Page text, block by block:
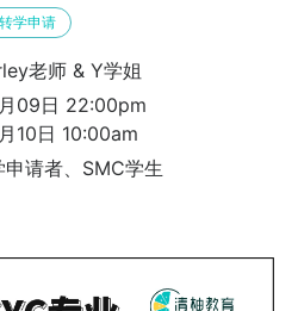
转学申请
老师 & Y学姐
09日 22:00pm
10日 10:00am
请者、SMC学生